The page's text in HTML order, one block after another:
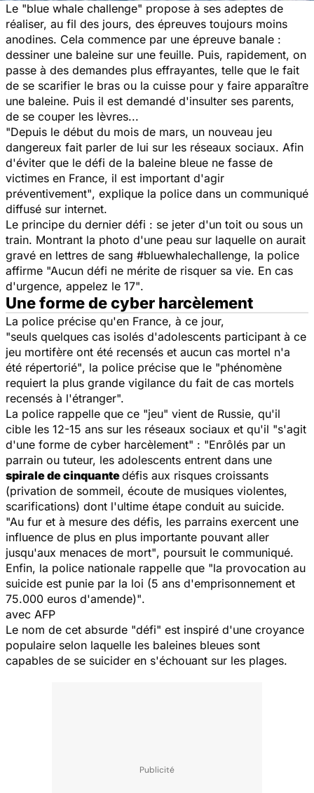
Le "blue whale challenge" propose à ses adeptes de
réaliser, au fil des jours, des épreuves toujours moins
anodines. Cela commence par une épreuve banale :
dessiner une baleine sur une feuille. Puis, rapidement, on
passe à des demandes plus effrayantes, telle que le fait
de se scarifier le bras ou la cuisse pour y faire apparaître
une baleine. Puis il est demandé d'insulter ses parents,
de se couper les lèvres...
"Depuis le début du mois de mars, un nouveau jeu
dangereux fait parler de lui sur les réseaux sociaux. Afin
d'éviter que le défi de la baleine bleue ne fasse de
victimes en France, il est important d'agir
préventivement", explique la police dans un communiqué
diffusé sur internet.
Le principe du dernier défi : se jeter d'un toit ou sous un
train. Montrant la photo d'une peau sur laquelle on aurait
gravé en lettres de sang #bluewhalechallenge, la police
affirme "Aucun défi ne mérite de risquer sa vie. En cas
d'urgence, appelez le 17".
Une forme de cyber harcèlement
La police précise qu'en France, à ce jour,
"seuls quelques cas isolés d'adolescents participant à ce
jeu mortifère ont été recensés et aucun cas mortel n'a
été répertorié", la police précise que le "phénomène
requiert la plus grande vigilance du fait de cas mortels
recensés à l'étranger".
La police rappelle que ce "jeu" vient de Russie, qu'il
cible les 12-15 ans sur les réseaux sociaux et qu'il "s'agit
d'une forme de cyber harcèlement" : "Enrôlés par un
parrain ou tuteur, les adolescents entrent dans une
spirale de cinquantedéfis aux risques croissants
(privation de sommeil, écoute de musiques violentes,
scarifications) dont l'ultime étape conduit au suicide.
"Au fur et à mesure des défis, les parrains exercent une
influence de plus en plus importante pouvant aller
jusqu'aux menaces de mort", poursuit le communiqué.
Enfin, la police nationale rappelle que "la provocation au
suicide est punie par la loi (5 ans d'emprisonnement et
75.000 euros d'amende)".
avec AFP
Le nom de cet absurde "défi" est inspiré d'une croyance
populaire selon laquelle les baleines bleues sont
capables de se suicider en s'échouant sur les plages.